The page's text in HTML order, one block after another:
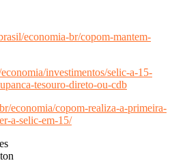
economia-br/copom-mantem-
investimentos/selic-a-15-
tesouro-direto-ou-cdb
economia/copom-realiza-a-primeira-
a-selic-em-15/